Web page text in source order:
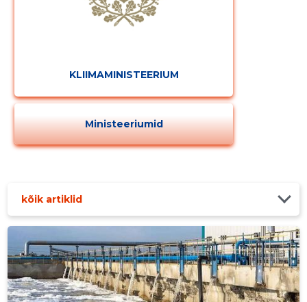
KLIIMAMINISTEERIUM
Ministeeriumid
kõik artiklid